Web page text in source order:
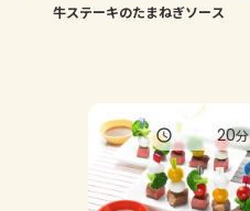
牛ステーキのたまねぎソース
20分